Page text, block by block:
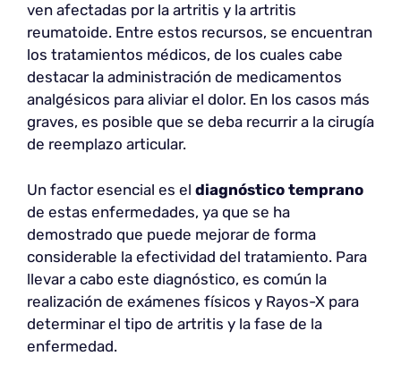
ven afectadas por la artritis y la artritis
reumatoide. Entre estos recursos, se encuentran
los tratamientos médicos, de los cuales cabe
destacar la administración de medicamentos
analgésicos para aliviar el dolor. En los casos más
graves, es posible que se deba recurrir a la cirugía
de reemplazo articular.
Un factor esencial es el diagnóstico temprano
de estas enfermedades, ya que se ha
demostrado que puede mejorar de forma
considerable la efectividad del tratamiento. Para
llevar a cabo este diagnóstico, es común la
realización de exámenes físicos y Rayos-X para
determinar el tipo de artritis y la fase de la
enfermedad.